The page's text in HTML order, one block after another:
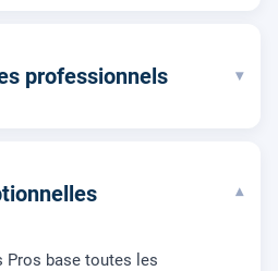
professionnels ▾
▾
Pros base toutes les